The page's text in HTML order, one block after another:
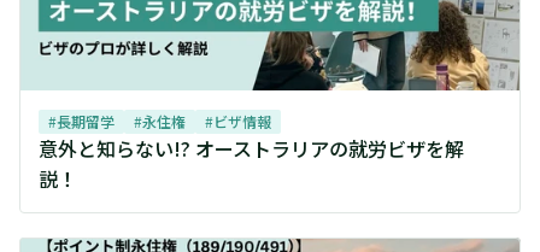
#長期留学 #永住権 #ビザ情報
意外と知らない!? オーストラリアの就労ビザを解
説！